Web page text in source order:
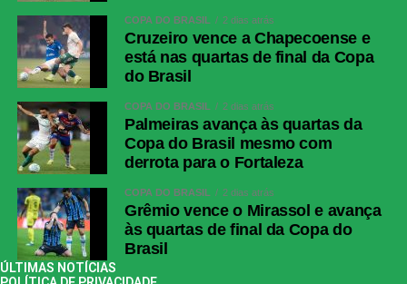
COPA DO BRASIL 2 dias atrás
Cruzeiro vence a Chapecoense e
está nas quartas de final da Copa
do Brasil
COPA DO BRASIL 2 dias atrás
Palmeiras avança às quartas da
Copa do Brasil mesmo com
derrota para o Fortaleza
COPA DO BRASIL 2 dias atrás
Grêmio vence o Mirassol e avança
às quartas de final da Copa do
Brasil
ÚLTIMAS NOTÍCIAS